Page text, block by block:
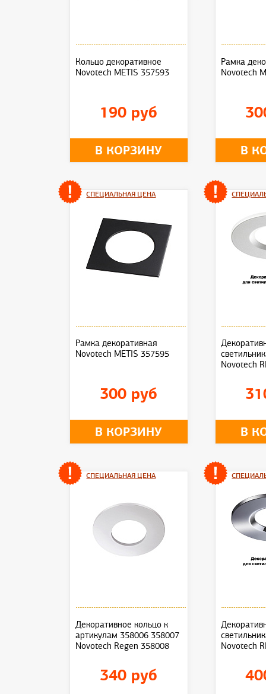
Кольцо декоративное
Novotech METIS 357593
190 руб
В КОРЗИНУ
Рамка
Novotech
В
СПЕЦИАЛЬНАЯ ЦЕНА
Рамка декоративная
Novotech METIS 357595
300 руб
В КОРЗИНУ
Novotech
В
СПЕЦИАЛЬНАЯ ЦЕНА
Декоративное кольцо к
артикулам 358006 358007
Novotech Regen 358008
340 руб
Novotech